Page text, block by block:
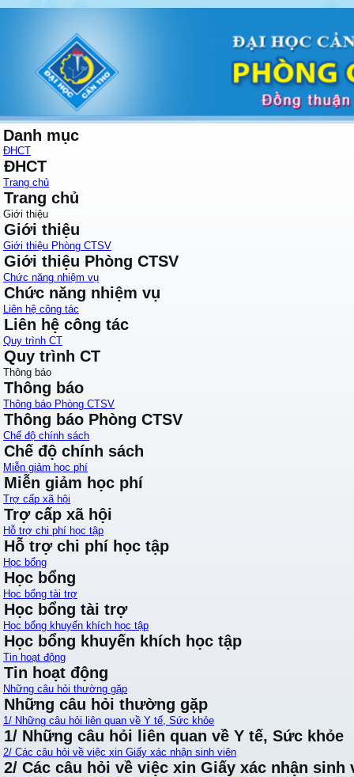
Danh mục
ĐHCT
ĐHCT
Trang chủ
Trang chủ
Giới thiệu
Giới thiệu
Giới thiệu Phòng CTSV
Giới thiệu Phòng CTSV
Chức năng nhiệm vụ
Chức năng nhiệm vụ
Liên hệ công tác
Liên hệ công tác
Quy trình CT
Quy trình CT
Thông báo
Thông báo
Thông báo Phòng CTSV
Thông báo Phòng CTSV
Chế độ chính sách
Chế độ chính sách
Miễn giảm học phí
Miễn giảm học phí
Trợ cấp xã hội
Trợ cấp xã hội
Hỗ trợ chi phí học tập
Hỗ trợ chi phí học tập
Học bổng
Học bổng
Học bổng tài trợ
Học bổng tài trợ
Học bổng khuyến khích học tập
Học bổng khuyến khích học tập
Tin hoạt động
Tin hoạt động
Những câu hỏi thường gặp
Những câu hỏi thường gặp
1/ Những câu hỏi liên quan về Y tế, Sức khỏe
1/ Những câu hỏi liên quan về Y tế, Sức khỏe
2/ Các câu hỏi về việc xin Giấy xác nhận sinh viên
2/ Các câu hỏi về việc xin Giấy xác nhận sinh